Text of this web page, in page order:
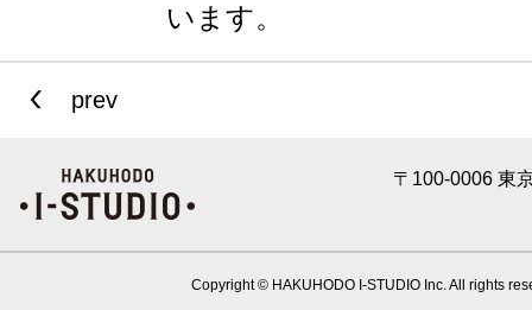
います。
prev
〒100-0006 東
Copyright © HAKUHODO I-STUDIO Inc. All rights